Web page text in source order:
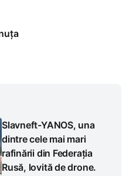
Slavneft-YANOS, una
dintre cele mai mari
rafinării din Federația
Rusă, lovită de drone.